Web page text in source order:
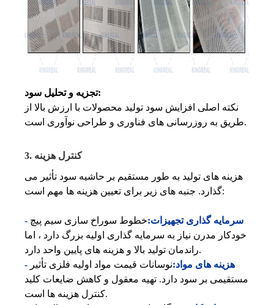
تجزیه و تحلیل سود:
نکته اصلی افزایش سود تولید محصولات با ارزش بالا از
طریق به روزرسانی های فناوری و طراحی نوآوری است.
3. کنترل هزینه
هزینه های تولید به طور مستقیم بر حاشیه سود تأثیر می
گذارد. جنبه های زیر برای تعیین هزینه ها مهم است:
- سرمایه گذاری تجهیزات:خطوط سوراخ سازی سیم پیچ
خودکار مدرن نیاز به سرمایه گذاری اولیه بزرگ دارد ، اما
راندمان تولید بالا و هزینه های پایین واحد دارد.
- هزینه های مواد:نوسانات قیمت مواد اولیه فلزی تأثیر
مستقیمی بر سود دارد. تهیه معقول و کاهش ضایعات کلید
کنترل هزینه ها است.